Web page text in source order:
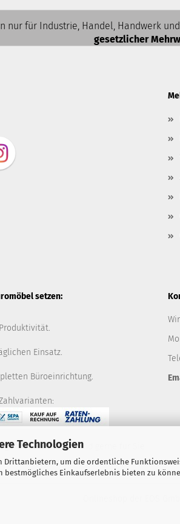
Technologien
Drittanbietern, um die ordentliche
bestmögliches Einkaufserlebnis bieten zu
nur für Industrie, Handel, Handwerk
gesetzlicher
setzen:
Einsatz.
Büroeinrichtung.
Sie nicht, wir sind gerne für Sie